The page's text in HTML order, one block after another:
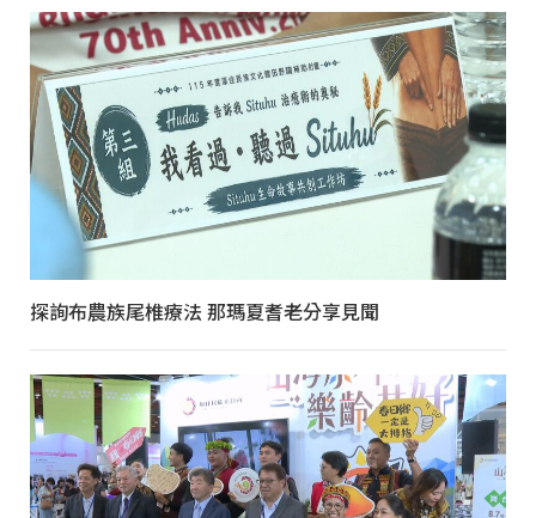
探詢布農族尾椎療法 那瑪夏耆老分享見聞